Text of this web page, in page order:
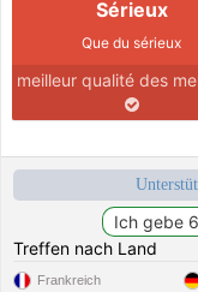
Sérieux
Que du sérieux
meilleur qualité des
Treffen nach Land
Frankreich